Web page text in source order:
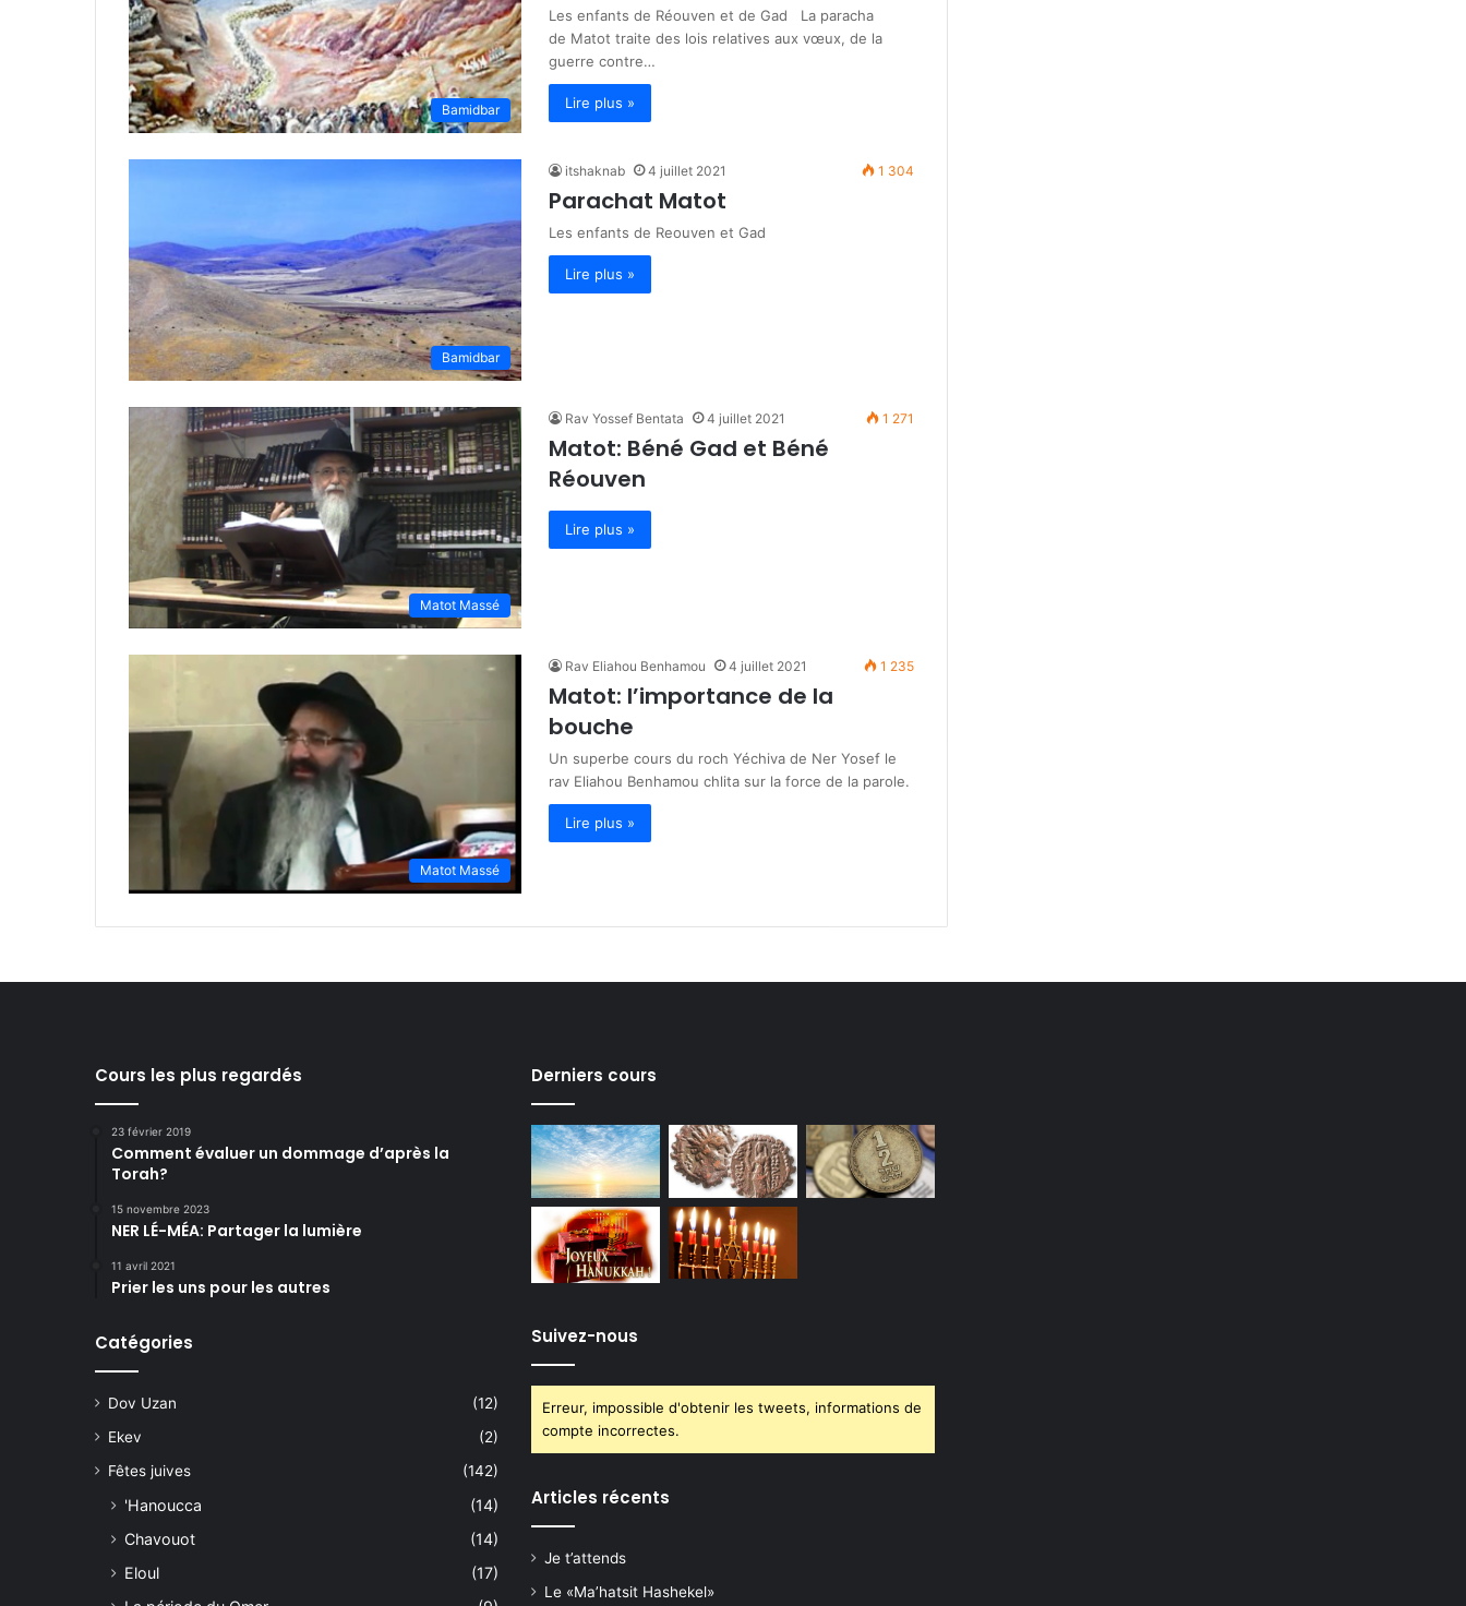
Bamidbar
Les enfants de Réouven et de Gad La paracha
de Matot traite des lois relatives aux vœux, de la
guerre contre…
Lire plus »
Bamidbar
itshaknab 4 juillet 2021 1 304
Parachat Matot
Les enfants de Reouven et Gad
Lire plus »
Matot Massé
Rav Yossef Bentata 4 juillet 2021 1 271
Matot: Béné Gad et Béné
Réouven
Lire plus »
Matot Massé
Rav Eliahou Benhamou 4 juillet 2021 1 235
Matot: l’importance de la
bouche
Un superbe cours du roch Yéchiva de Ner Yosef le
rav Eliahou Benhamou chlita sur la force de la parole.
Lire plus »
Cours les plus regardés
23 février 2019
Comment évaluer un dommage d’après la
Torah?
15 novembre 2023
NER LÉ-MÉA: Partager la lumière
11 avril 2021
Prier les uns pour les autres
Catégories
Dov Uzan
(12)
Ekev
(2)
Fêtes juives
(142)
'Hanoucca
(14)
Chavouot
(14)
Eloul
(17)
Derniers cours
Suivez-nous
Erreur, impossible d'obtenir les tweets, informations de
compte incorrectes.
Articles récents
Je t’attends
Le «Ma’hatsit Hashekel»